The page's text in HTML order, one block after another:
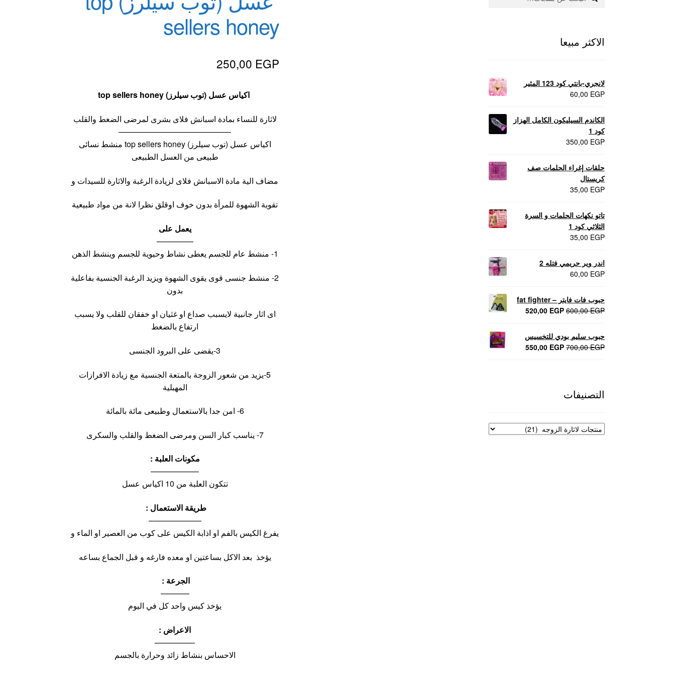
sellers honey
250,00 EGP
اكياس عسل (توب سيلرز) top sellers honey
لاثارة للنساء بمادة اسبانش فلاى بشرى لمرضى الضغط والقلب
——————————————
اكياس عسل (توب سيلرز) top sellers honey منشط نسائى
طبيعى من العسل الطبيعى
مضاف الية مادة الاسبانش فلاى لزيادة الرغبة والاثارة للسيدات و
تقوية الشهوة للمرأة بدون خوف اوقلق نظرا لانة من مواد طبيعية
يعمل على
————–
1- منشط عام للجسم يعطى نشاط وحيوية للجسم وينشط الذهن
2- منشط جنسى قوى يقوى الشهوة ويزيد الرغبة الجنسية بفاعلية
بدون
اى اثار جانبية لايسبب صداع او غثيان او خفقان للقلب ولا يسبب
ارتفاع بالضغط
3-يقضى على البرود الجنسى
5-يزيد من شعور الزوجة بالمتعة الجنسية مع زيادة الافرازات
المهبلية
6- امن جدا بالاستعمال وطبيعى مائة بالمائة
7- يناسب كبار السن ومرضى الضغط والقلب والسكرى
مكونات العلبة :
——————
تتكون العلبة من 10 اكياس عسل
طريقة الاستعمال :
——————–
يفرغ الكيس بالفم او اذابة الكيس على كوب من العصير او الماء و
يؤخذ بعد الاكل بساعتين او معده فارغه و قبل الجماع بساعه
الجرعة :
———–
يؤخذ كيس واحد كل في اليوم
الاعراض :
—————
الاحساس بنشاط زائد وحرارة بالجسم
عن:
الاكثر مبيعا
لانجري-بانتي كود 123 المثير
60,00 EGP
الكاندم السيليكون الكامل الهزاز
كود 1
350,00 EGP
حلقات إغراء الحلمات صف
كريستال
35,00 EGP
تاتو نكهات الحلمات و السرة
الثلاثي كود 1
35,00 EGP
اندر وير حريمي فتله 2
60,00 EGP
حبوب فات فايتر – fat fighter
600,00EGP
السعر
600,00 EGP.
520,00 EGP
السعر
520,00 EGP.
حبوب سليم بودي للتخسيس
700,00EGP
السعر550,00 EGP
السعر
التصنيفات